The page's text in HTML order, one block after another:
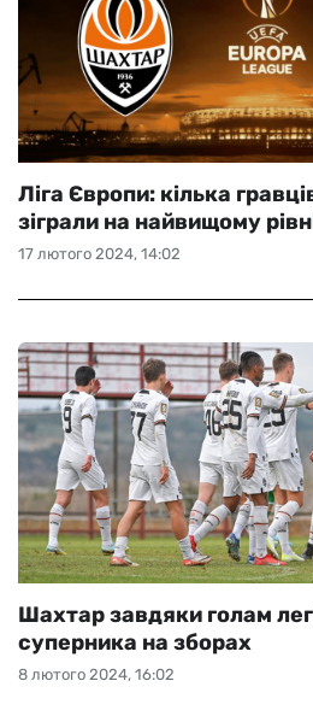
17 лютого 2024, 14:02
Ліга Європи: кілька
зіграли на найвищому
8 лютого 2024, 16:02
Шахтар завдяки голам
суперника на зборах